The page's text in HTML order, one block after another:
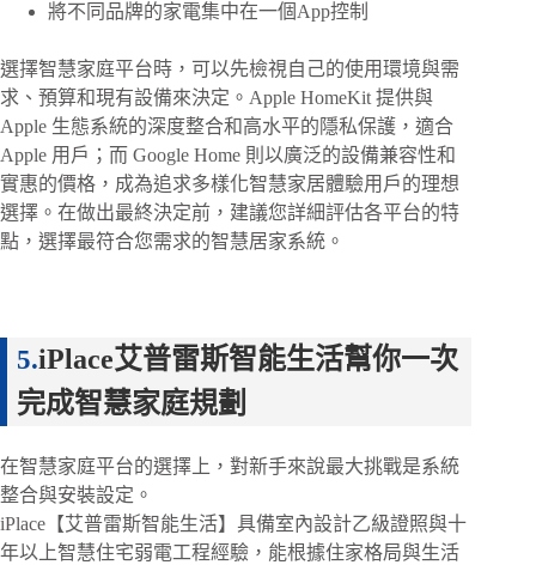
將不同品牌的家電集中在一個App控制
選擇智慧家庭平台時，可以先檢視自己的使用環境與需
求、預算和現有設備來決定。Apple HomeKit 提供與
Apple 生態系統的深度整合和高水平的隱私保護，適合
Apple 用戶；而 Google Home 則以廣泛的設備兼容性和
實惠的價格，成為追求多樣化智慧家居體驗用戶的理想
選擇。在做出最終決定前，建議您詳細評估各平台的特
點，選擇最符合您需求的智慧居家系統。
iPlace艾普雷斯智能生活幫你一次
完成智慧家庭規劃
在智慧家庭平台的選擇上，對新手來說最大挑戰是系統
整合與安裝設定。
iPlace【艾普雷斯智能生活】具備室內設計乙級證照與十
年以上智慧住宅弱電工程經驗，能根據住家格局與生活